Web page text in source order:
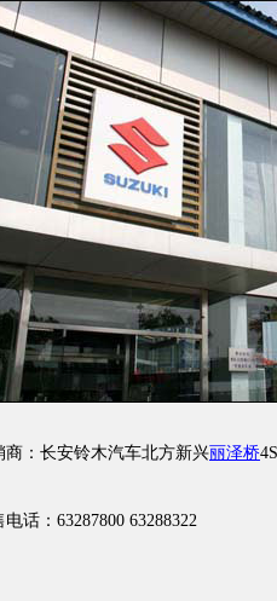
长安铃木汽车北方新兴丽泽桥
：63287800 63288322